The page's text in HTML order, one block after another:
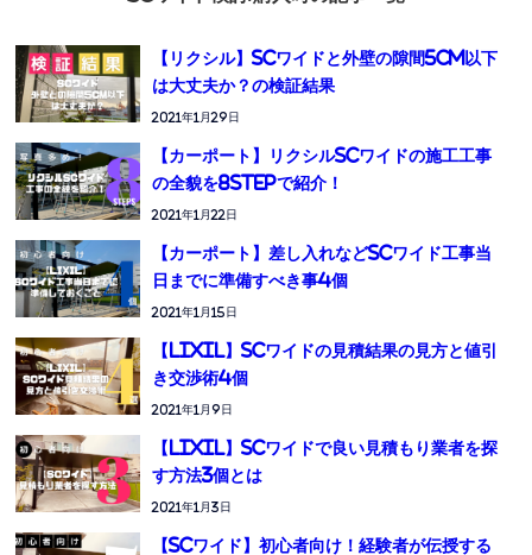
【リクシル】SCワイドと外壁の隙間5cm以下
は大丈夫か？の検証結果
2021年1月29日
【カーポート】リクシルSCワイドの施工工事
の全貌を8STEPで紹介！
2021年1月22日
【カーポート】差し入れなどSCワイド工事当
日までに準備すべき事4個
2021年1月15日
【LIXIL】SCワイドの見積結果の見方と値引
き交渉術4個
2021年1月9日
【LIXIL】SCワイドで良い見積もり業者を探
す方法3個とは
2021年1月3日
【SCワイド】初心者向け！経験者が伝授する